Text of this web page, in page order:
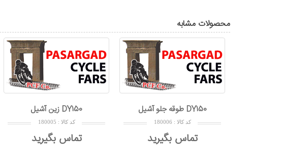
محصولات مشابه
زين آشيل DY150
کد کالا : 180005
تماس بگیرید
طوقه جلو آشيل DY150
کد کالا : 180006
تماس بگیرید